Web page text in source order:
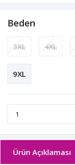
Beden
3XL 4XL
9XL
Ürün Açıklaması